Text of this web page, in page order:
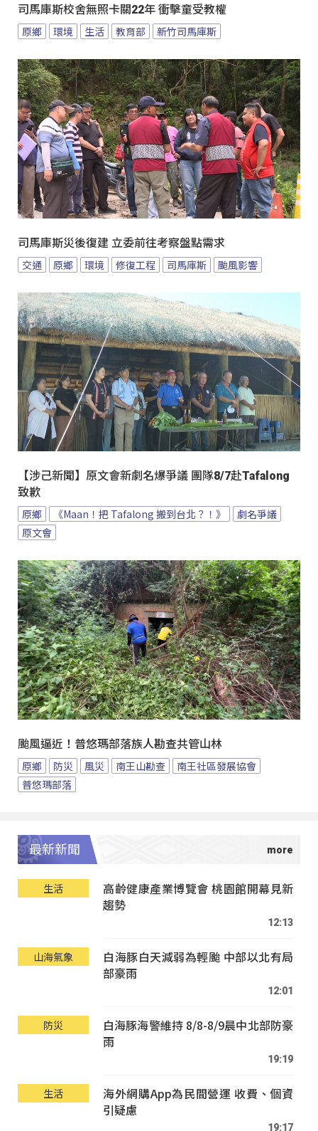
司馬庫斯校舍無照卡關22年 衝擊童受教權
原鄉 環境 生活 教育部 新竹司馬庫斯
司馬庫斯災後復建 立委前往考察盤點需求
交通 原鄉 環境 修復工程 司馬庫斯 颱風影響
【涉己新聞】原文會新劇名爆爭議 團隊8/7赴Tafalong
致歉
原鄉 《Maan！把 Tafalong 搬到台北？！》
劇名爭議
原文會
颱風逼近！普悠瑪部落族人勘查共管山林
原鄉 防災 風災 南王山勘查
南王社區發展協會
普悠瑪部落
最新新聞
生活
高齡健康產業博覽會 桃園館開幕見新
趨勢
12:13
山海氣象
白海豚白天減弱為輕颱 中部以北有局
部豪雨
12:01
防災
白海豚海警維持 8/8-8/9晨中北部防豪
雨
19:19
生活
海外網購App為民間營運 收費、個資
引疑慮
19:17